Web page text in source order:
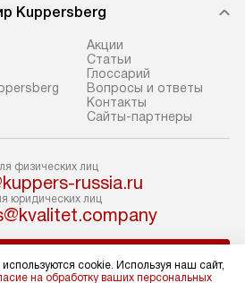
до места
его
нишу или на
консультация
В стандартную
не входят:
Kuppersberg
Акции
Cтатьи
Глоссарий
Вопросы и ответы
Контакты
Сайты-партнеры
физических лиц
russia.ru
юридических лиц
cookie. Используя наш сайт,
на обработку ваших персональных